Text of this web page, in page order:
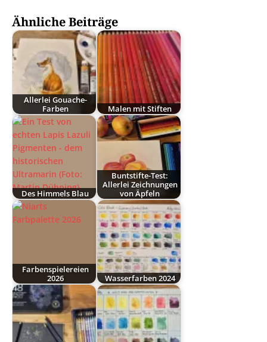
Ähnliche Beiträge
Allerlei Gouache-
Farben
Malen mit Stiften
Des Himmels Blau
Buntstifte-Test:
Allerlei Zeichnungen
von Äpfeln
Farbenspielereien
2026
Wasserfarben 2024